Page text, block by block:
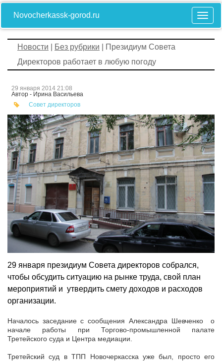
Novocherkassk-gorod.ru
Новости Без рубрики | Президиум Совета
Директоров работает в любую погоду
29 января 2014 21:08
Автор - Ирина Васильева
Совет директоров
29 января президиум Совета директоров собрался,
чтобы обсудить ситуацию на рынке труда, свой план
мероприятий и утвердить смету доходов и расходов
организации.
Началось заседание с сообщения Александра Шевченко о
начале работы при Торгово-промышленной палате
Третейского суда и Центра медиации.
Третейский суд в ТПП Новочеркасска уже был, просто его